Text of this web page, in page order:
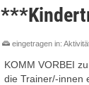
eingetragen in:
KOMM VORBEI
die Trainer/-innen